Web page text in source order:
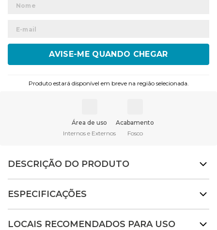
ENVIAR
Produto estará disponível em breve na região selecionada.
Área de uso
Internos e Externos
Acabamento
Fosco
DESCRIÇÃO DO PRODUTO
ESPECIFICAÇÕES
LOCAIS RECOMENDADOS PARA USO